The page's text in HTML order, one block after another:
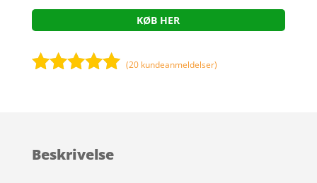
KØB HER
kundebedøm
(20 kundeanmeldelser)
Beskrivelse